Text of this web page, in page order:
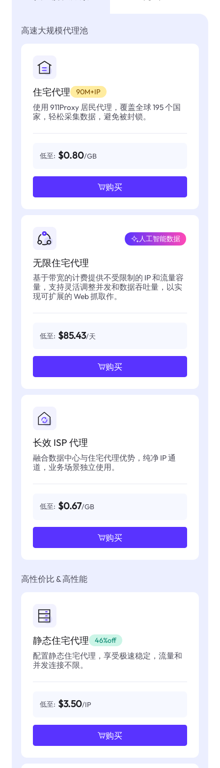
高速大规模代理池
住宅代理 90M+IP
使用 911Proxy 居民代理，覆盖全球 195 个国
家，轻松采集数据，避免被封锁。
低至: $0.80/GB
购买
无限住宅代理
人工智能数据
基于带宽的计费提供不受限制的 IP 和流量容
量，支持灵活调整并发和数据吞吐量，以实
现可扩展的 Web 抓取作。
低至: $85.43/天
购买
长效 ISP 代理
融合数据中心与住宅代理优势，纯净 IP 通
道，业务场景独立使用。
低至: $0.67/GB
购买
高性价比 & 高性能
静态住宅代理 46%off
配置静态住宅代理，享受极速稳定，流量和
并发连接不限。
低至: $3.50/IP
购买